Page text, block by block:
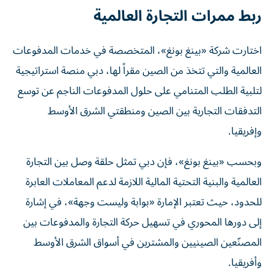
ربط ممرات التجارة العالمية
اختارت شركة «بينغ بونغ»، المتخصصة في خدمات المدفوعات
العالمية والتي تتخذ من الصين مقراً لها، دبي منصة استراتيجية
لتلبية الطلب المتنامي على حلول المدفوعات الناجم عن توسع
التدفقات التجارية بين الصين ومنطقتي الشرق الأوسط
وإفريقيا.
وبحسب «بينغ بونغ»، فإن دبي تمثل حلقة وصل بين التجارة
العالمية والبنية التحتية المالية اللازمة لدعم المعاملات العابرة
للحدود، حيث تعتبر الإمارة «بوابة وليست وجهة»، في إشارة
إلى دورها المحوري في تسهيل حركة التجارة والمدفوعات بين
المصنّعين الصينيين والمشترين في أسواق الشرق الأوسط
وأفريقيا.